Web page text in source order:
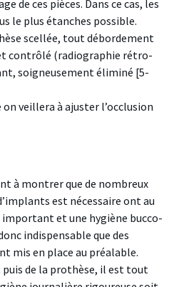
de ces pièces. Dans ce cas, les
le plus étanches possible.
scellée, tout débordement
contrôlé (radiographie rétro-
soigneusement éliminé [5-
veillera à ajuster l’occlusion
à montrer que de nombreux
est nécessaire ont au
important et une hygiène bucco-
indispensable que des
mis en place au préalable.
puis de la prothèse, il est tout